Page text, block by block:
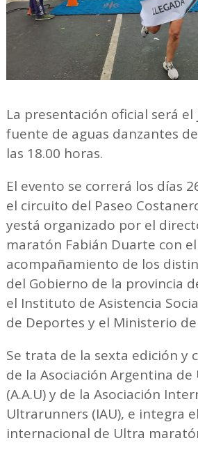
La presentación oficial será el
fuente de aguas danzantes
las 18.00 horas.
El evento se correrá los días
el circuito del Paseo
yestá organizado por el
maratón Fabián Duarte con el
acompañamiento de los
del Gobierno de la provincia
el Instituto de Asistencia
de Deportes y el Ministerio
Se trata de la sexta edición y
de la Asociación Argentina
(A.A.U) y de la Asociación
Ultrarunners (IAU), e integra
internacional de Ultra